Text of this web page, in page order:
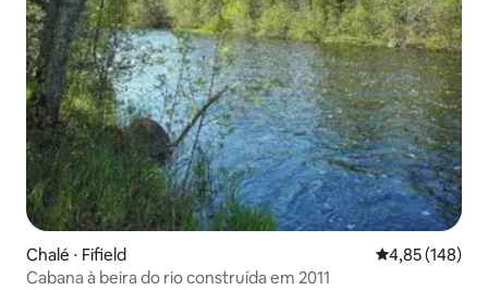
Chalé ⋅ Fifield 4,85 de uma
4,85 (148)
Cabana à beira do rio construída em 2011